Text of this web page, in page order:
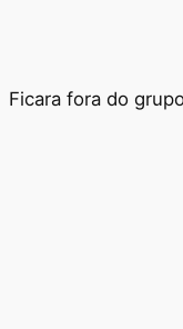
Ficara fora do